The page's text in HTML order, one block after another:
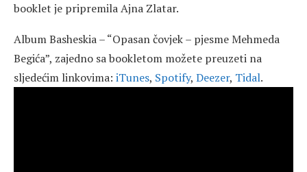
booklet je pripremila Ajna Zlatar.
Album Basheskia – “Opasan čovjek – pjesme Mehmeda
Begića”, zajedno sa bookletom možete preuzeti na
sljedećim linkovima: iTunes, Spotify, Deezer, Tidal.